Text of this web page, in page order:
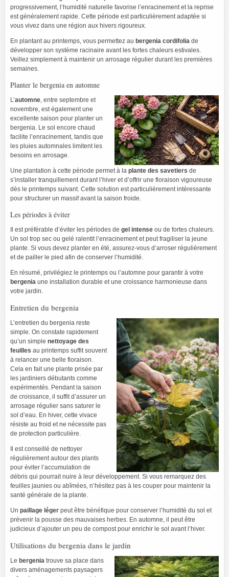
progressivement, l’humidité naturelle favorise l’enracinement et la reprise
est généralement rapide. Cette période est particulièrement adaptée si
vous vivez dans une région aux hivers rigoureux.
En plantant au printemps, vous permettez au bergenia cordifolia de
développer son système racinaire avant les fortes chaleurs estivales.
Veillez simplement à maintenir un arrosage régulier durant les premières
semaines.
Planter le bergenia en automne
L’automne, entre septembre et
novembre, est également une
excellente saison pour planter un
bergenia. Le sol encore chaud
facilite l’enracinement, tandis que
les pluies automnales limitent les
besoins en arrosage.
Une plantation à cette période permet à la plante des savetiers de
s’installer tranquillement durant l’hiver et d’offrir une floraison vigoureuse
dès le printemps suivant. Cette solution est particulièrement intéressante
pour structurer un massif avant la saison froide.
Les périodes à éviter
Il est préférable d’éviter les périodes de gel intense ou de fortes chaleurs.
Un sol trop sec ou gelé ralentit l’enracinement et peut fragiliser la jeune
plante. Si vous devez planter en été, assurez-vous d’arroser régulièrement
et de pailler le pied afin de conserver l’humidité.
En résumé, privilégiez le printemps ou l’automne pour garantir à votre
bergenia une installation durable et une croissance harmonieuse dans
votre jardin.
Entretien du bergenia
L’entretien du bergenia reste
simple. On constate rapidement
qu’un simple nettoyage des
feuilles au printemps suffit souvent
à relancer une belle floraison.
Cela en fait une plante prisée par
les jardiniers débutants comme
expérimentés. Pendant la saison
de croissance, il suffit d’assurer un
arrosage régulier sans saturer le
sol d’eau. En hiver, cette vivace
résiste au froid et ne nécessite pas
de protection particulière.
Il est conseillé de nettoyer
régulièrement autour des plants
pour éviter l’accumulation de
débris qui pourrait nuire à leur développement. Si vous remarquez des
feuilles jaunies ou abîmées, n’hésitez pas à les couper pour maintenir la
santé générale de la plante.
Un paillage léger peut être bénéfique pour conserver l’humidité du sol et
prévenir la pousse des mauvaises herbes. En automne, il peut être
judicieux d’ajouter un peu de compost pour enrichir le sol avant l’hiver.
Utilisations du bergenia dans le jardin
Le bergenia trouve sa place dans
divers aménagements paysagers